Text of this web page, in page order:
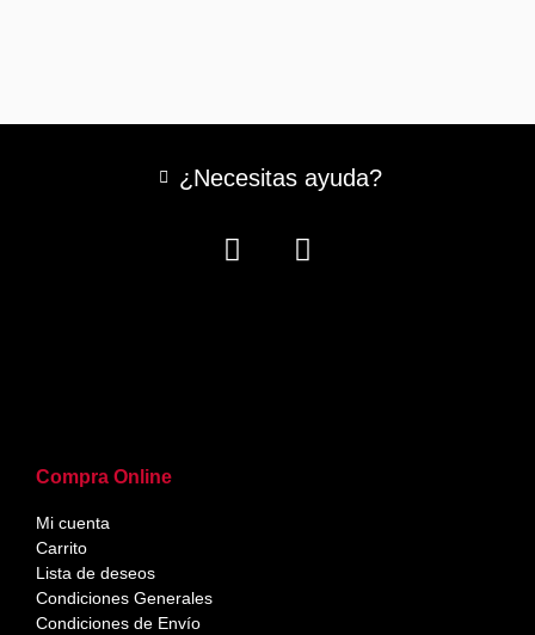
Compra Online
Mi cuenta
Carrito
Lista de deseos
Condiciones Generales
Condiciones de Envío
¿Necesitas ayuda?